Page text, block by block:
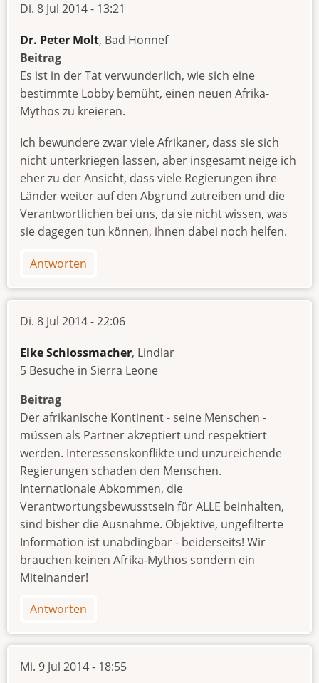
Di. 8 Jul 2014 - 13:21
Dr. Peter Molt, Bad Honnef
Beitrag
Es ist in der Tat verwunderlich, wie sich eine
bestimmte Lobby bemüht, einen neuen Afrika-
Mythos zu kreieren.
Ich bewundere zwar viele Afrikaner, dass sie sich
nicht unterkriegen lassen, aber insgesamt neige ich
eher zu der Ansicht, dass viele Regierungen ihre
Länder weiter auf den Abgrund zutreiben und die
Verantwortlichen bei uns, da sie nicht wissen, was
sie dagegen tun können, ihnen dabei noch helfen.
Antworten
Di. 8 Jul 2014 - 22:06
Elke Schlossmacher, Lindlar
5 Besuche in Sierra Leone
Beitrag
Der afrikanische Kontinent - seine Menschen -
müssen als Partner akzeptiert und respektiert
werden. Interessenskonflikte und unzureichende
Regierungen schaden den Menschen.
Internationale Abkommen, die
Verantwortungsbewusstsein für ALLE beinhalten,
sind bisher die Ausnahme. Objektive, ungefilterte
Information ist unabdingbar - beiderseits! Wir
brauchen keinen Afrika-Mythos sondern ein
Miteinander!
Antworten
Mi. 9 Jul 2014 - 18:55